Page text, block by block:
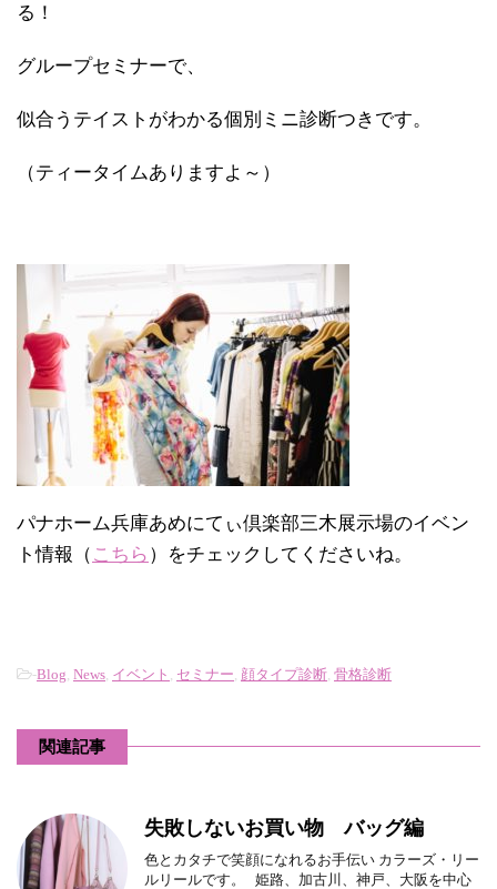
る！
グループセミナーで、
似合うテイストがわかる個別ミニ診断つきです。
（ティータイムありますよ～）
パナホーム兵庫あめにてぃ倶楽部三木展示場のイベン
ト情報（ こちら ）をチェックしてくださいね。
-Blog News イベント セミナー 顔タイプ診断 骨格診断
関連記事
失敗しないお買い物 バッグ編
色とカタチで笑顔になれるお手伝い カラーズ・リー
ルリールです。 姫路、加古川、神戸、大阪を中心